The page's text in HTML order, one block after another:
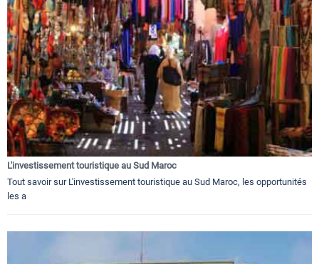
L'investissement touristique au Sud Maroc
Tout savoir sur L'investissement touristique au Sud Maroc, les opportunités
les a